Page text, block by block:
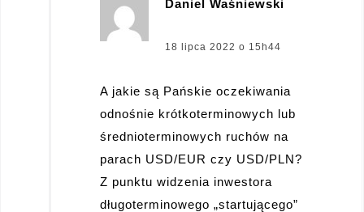
Daniel Waśniewski
pisze:
18 lipca 2022 o 15h44
A jakie są Pańskie oczekiwania
odnośnie krótkoterminowych lub
średnioterminowych ruchów na
parach USD/EUR czy USD/PLN?
Z punktu widzenia inwestora
długoterminowego „startującego”